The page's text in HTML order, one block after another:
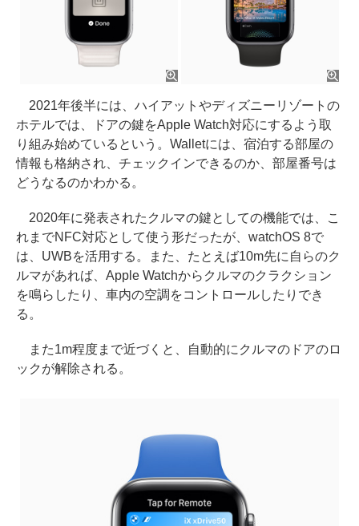
2021年後半には、ハイアットやディズニーリゾートの
ホテルでは、ドアの鍵をApple Watch対応にするよう取
り組み始めているという。Walletには、宿泊する部屋の
情報も格納され、チェックインできるのか、部屋番号は
どうなるのかわかる。
2020年に発表されたクルマの鍵としての機能では、こ
れまでNFC対応として使う形だったが、watchOS 8で
は、UWBを活用する。また、たとえば10m先に自らのク
ルマがあれば、Apple Watchからクルマのクラクション
を鳴らしたり、車内の空調をコントロールしたりでき
る。
また1m程度まで近づくと、自動的にクルマのドアのロ
ックが解除される。